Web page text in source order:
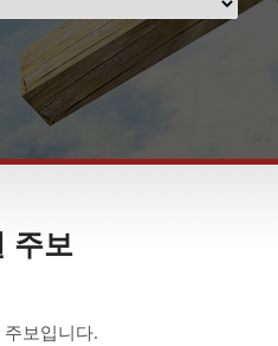
주보
보입니다.